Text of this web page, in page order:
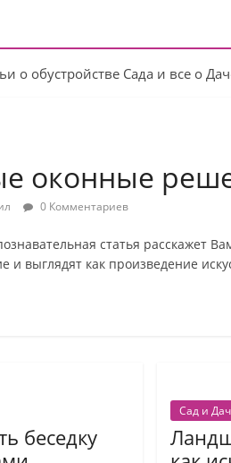
о обустройстве Сада и все о
оконные
0 Комментариев
статья расскажет
и выглядят как произведение
беседку
Сад и